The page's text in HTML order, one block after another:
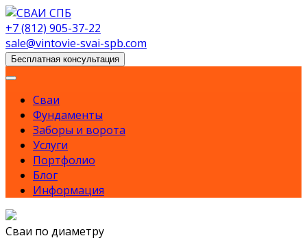
Skip
to
content
+7 (812) 905-37-22
sale@vintovie-svai-spb.com
Бесплатная консультация
Сваи
Фундаменты
Заборы и ворота
Услуги
Портфолио
Блог
Информация
Сваи по диаметру